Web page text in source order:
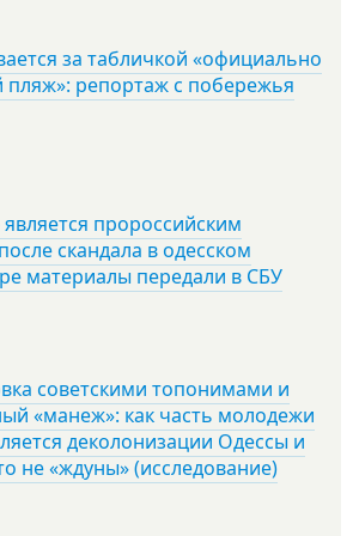
за табличкой «официально
пляж»: репортаж с побережья
является пророссийским
скандала в одесском
материалы передали в СБУ
советскими топонимами и
«манеж»: как часть молодежи
деколонизации Одессы и
не «ждуны» (исследование)